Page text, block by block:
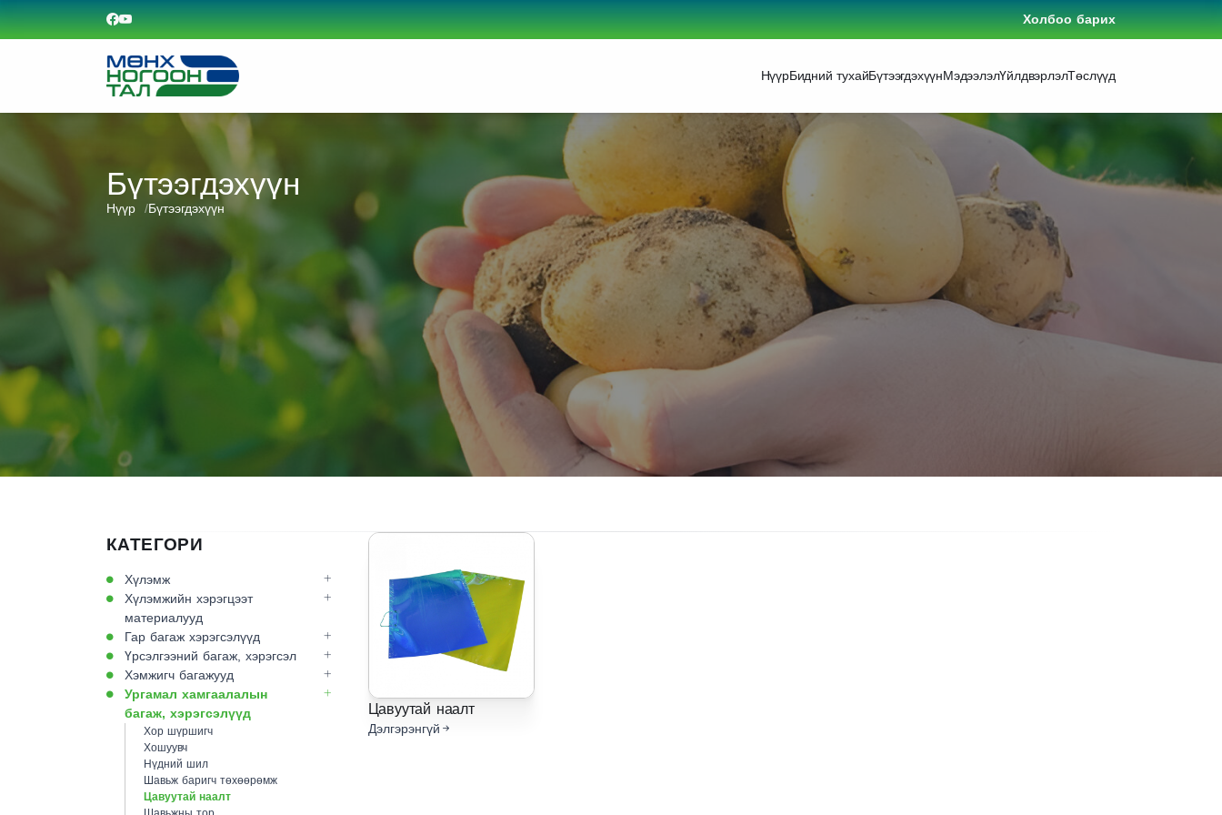
Холбоо барих
НүүрБидний тухайБүтээгдэхүүнМэдээлэлҮйлдвэрлэлТөслүүд
Бүтээгдэхүүн
Нүүр Бүтээгдэхүүн
КАТЕГОРИ
Хүлэмж
Хүлэмжийн хэрэгцээт
материалууд
Гар багаж хэрэгсэлүүд
Үрсэлгээний багаж, хэрэгсэл
Хэмжигч багажууд
Ургамал хамгаалалын
багаж, хэрэгсэлүүд
Хор шүршигч
Хошуувч
Нүдний шил
Шавьж баригч төхөөрөмж
Цавуутай наалт
Цавуутай наалт
Дэлгэрэнгүй